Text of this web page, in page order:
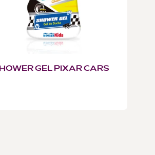
GEL PIXAR CARS